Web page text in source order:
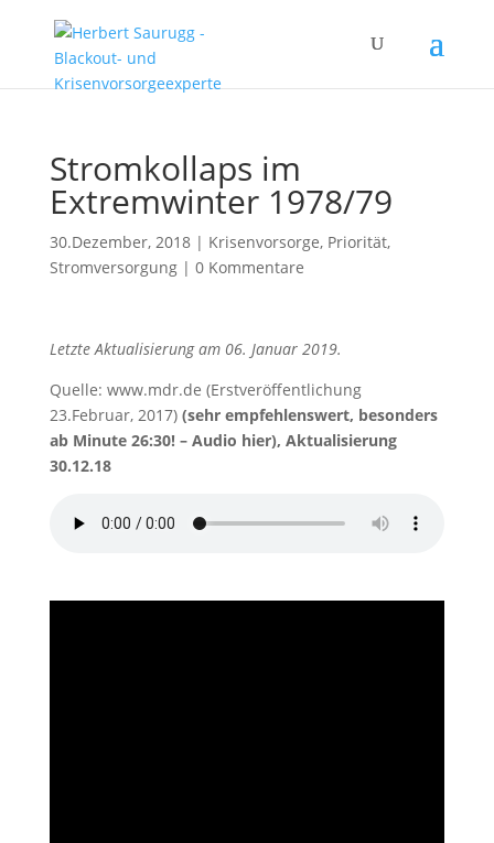
Stromkollaps im
Extremwinter 1978/79
30.Dezember, 2018| Krisenvorsorge, Priorität,
Stromversorgung| 0 Kommentare
Letzte Aktualisierung am 06. Januar 2019.
Quelle: www.mdr.de (Erstveröffentlichung
23.Februar, 2017) (sehr empfehlenswert, besonders
ab Minute 26:30! – Audio hier), Aktualisierung
30.12.18